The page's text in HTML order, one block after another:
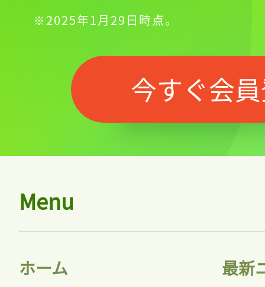
※2025年1月29日時点。
今すぐ会
Menu
ホーム 最新